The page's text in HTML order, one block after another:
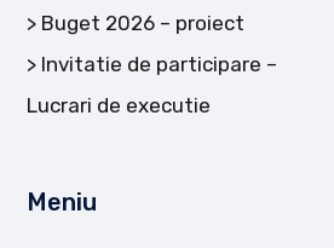
Buget 2026 – proiect
Invitatie de participare –
Lucrari de executie
Meniu